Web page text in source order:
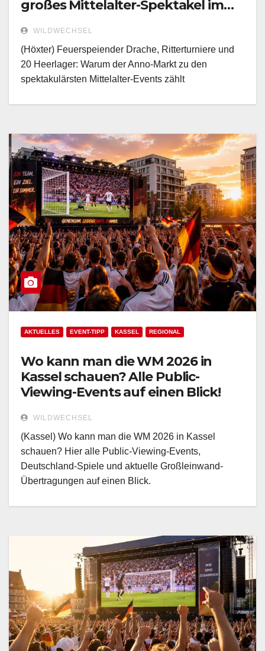
großes Mittelalter-Spektakel im
WILDWECHSEL
(Höxter) Feuerspeiender Drache, Ritterturniere und
20 Heerlager: Warum der Anno-Markt zu den
spektakulärsten Mittelalter-Events zählt
AKTUELLES EVENT-TIPP KASSEL REGIONAL
Wo kann man die WM 2026 in
Kassel schauen? Alle Public-
Viewing-Events auf einen Blick!
WILDWECHSEL
(Kassel) Wo kann man die WM 2026 in Kassel
schauen? Hier alle Public-Viewing-Events,
Deutschland-Spiele und aktuelle Großleinwand-
Übertragungen auf einen Blick.